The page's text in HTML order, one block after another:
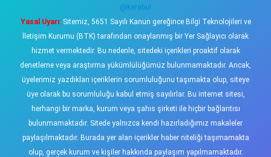
@karabul
Yasal Uyarı:Sitemiz, 5651 Sayılı Kanun gereğince Bilgi Teknolojileri ve
İletişim Kurumu (BTK) tarafından onaylanmış bir Yer Sağlayıcı olarak
hizmet vermektedir. Bu nedenle, sitedeki içerikleri proaktif olarak
denetleme veya araştırma yükümlülüğümüz bulunmamaktadır. Ancak,
üyelerimiz yazdıkları içeriklerin sorumluluğunu taşımakta olup, siteye
üye olarak bu sorumluluğu kabul etmiş sayılırlar. Bu internet sitesi,
herhangi bir marka, kurum veya şahıs şirketi ile hiçbir bağlantısı
bulunmamaktadır. Sitede yalnızca kendi hazırladığımız makaleler
paylaşılmaktadır. Burada yer alan içerikler haber niteliği taşımamakta
olup, gerçek kurum ve kişiler hakkında paylaşım yapılmamaktadır.